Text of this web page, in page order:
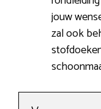
jouw
zal ook